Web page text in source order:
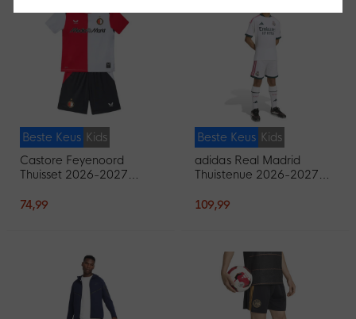
Beste Keus Kids
Castore Feyenoord
Thuisset 2026-2027
74,99
Beste Keus Kids
adidas Real Madrid
Thuistenue 2026-2027
109,99